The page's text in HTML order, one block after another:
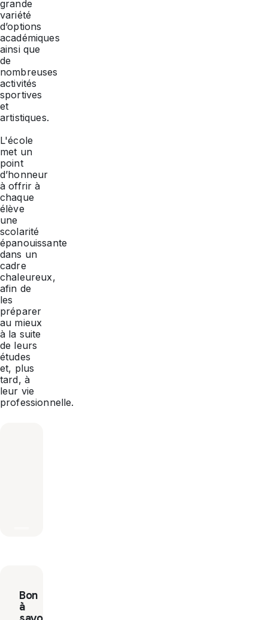
grande
variété
d’options
académiques
ainsi que
de
nombreuses
activités
sportives
et
artistiques.
L'école
met un
point
d’honneur
à offrir à
chaque
élève
une
scolarité
épanouissante
dans un
cadre
chaleureux,
afin de
les
préparer
au mieux
à la suite
de leurs
études
et, plus
tard, à
leur vie
professionnelle.
Bon
à